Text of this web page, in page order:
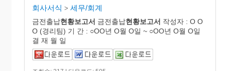
회사서식 > 세무/회계
금전출납현황보고서 금전출납현황보고서 작성자 : O O
O (경리팀) 기 간 : ○OO년 O월 O일 ~ ○OO년 O월 O일
결 재 월 일